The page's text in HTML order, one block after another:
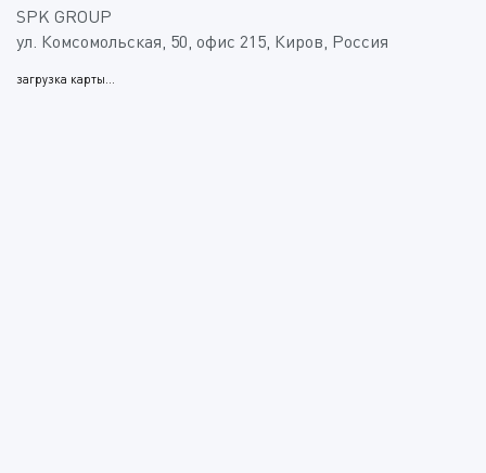
SPK GROUP
ул. Комсомольская, 50, офис 215, Киров, Россия
загрузка карты...